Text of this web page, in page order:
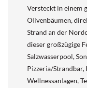
Versteckt in einem
Olivenbäumen,
Strand an der
dieser großzügige
Salzwasserpool,
Pizzeria/Strandbar,
Wellnessanlagen,